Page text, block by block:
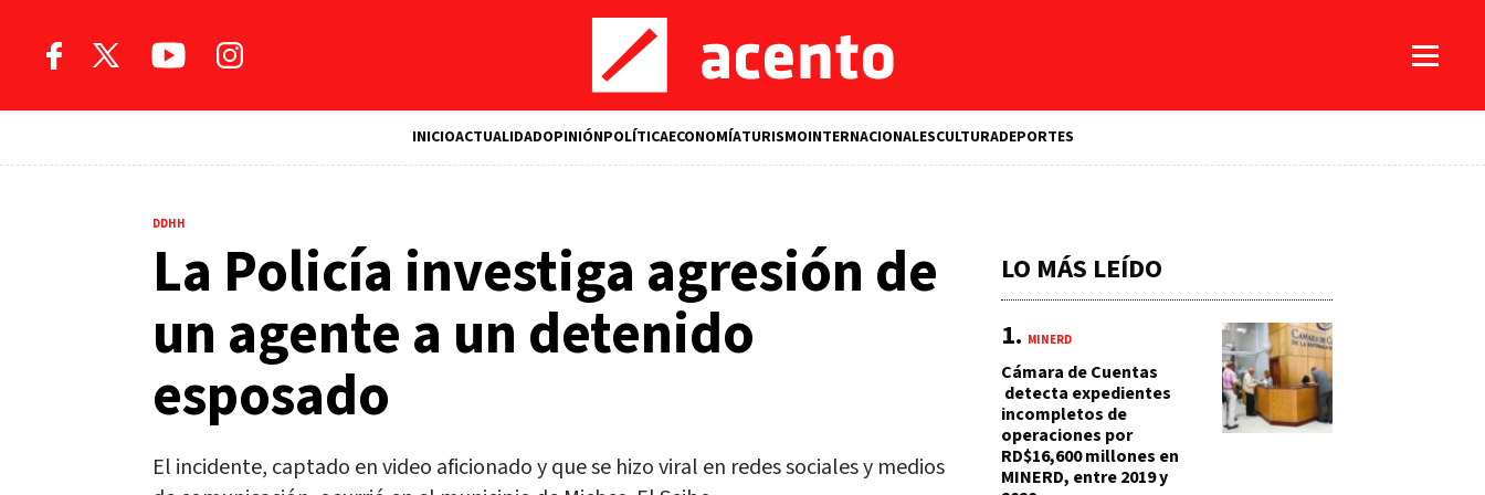
INICIOACTUALIDADOPINIÓNPOLÍTICAECONOMÍATURISMOINTERNACIONALESCULTURADEPORTES
DDHH
La Policía investiga agresión de
un agente a un detenido
esposado
El incidente, captado en video aficionado y que se hizo viral en redes sociales y medios
LO MÁS LEÍDO
MINERD
Cámara de Cuentas
detecta expedientes
incompletos de
operaciones por
RD$16,600 millones en
MINERD, entre 2019 y